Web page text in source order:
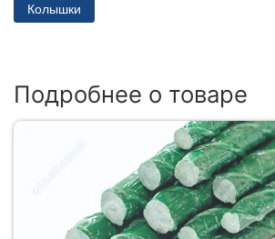
Колышки
Подробнее о товаре